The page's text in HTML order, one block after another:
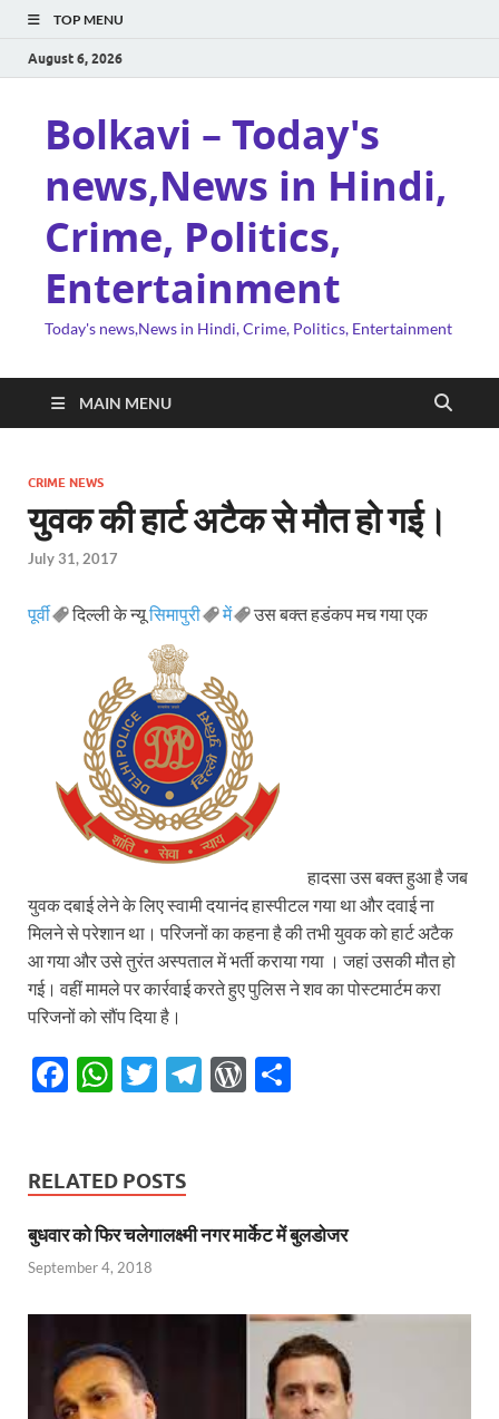
TOP MENU
August 6, 2026
Bolkavi – Today's
news,News in Hindi,
Crime, Politics,
Entertainment
Today's news,News in Hindi, Crime, Politics, Entertainment
MAIN MENU
CRIME NEWS
युवक की हार्ट अटैक से मौत हो गई।
July 31, 2017
पूर्वी दिल्ली के न्यूसिमापुरी में उस बक्त हडंकप मच गया एक
हादसा उस बक्त हुआ है जब
युवक दबाई लेने के लिए स्वामी दयानंद हास्पीटल गया था और दवाई ना
मिलने से परेशान था। परिजनों का कहना है की तभी युवक को हार्ट अटैक
आ गया और उसे तुरंत अस्पताल में भर्ती कराया गया । जहां उसकी मौत हो
गई। वहीं मामले पर कार्रवाई करते हुए पुलिस ने शव का पोस्टमार्टम करा
परिजनों को सौंप दिया है।
F
b
o
o
W
s
A
p
T
er
T
a
m
W
re
ss
RELATED POSTS
बुधवार को फिर चलेगालक्ष्मी नगर मार्केट में बुलडोजर
September 4, 2018